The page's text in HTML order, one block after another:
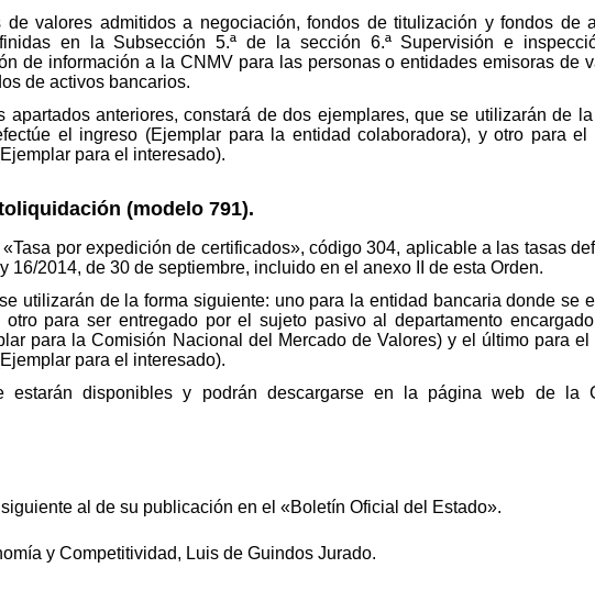
valores admitidos a negociación, fondos de titulización y fondos de
en la Subsección 5.ª de la sección 6.ª Supervisión e
de información a la CNMV para las personas o entidades emisoras de
de activos bancarios.
anteriores, constará de dos ejemplares, que se utilizarán de la
el ingreso (Ejemplar para la entidad colaboradora), y otro para el
para el interesado).
(modelo 791).
por expedición de certificados», código 304, aplicable a las tasas
2014, de 30 de septiembre, incluido en el anexo II de esta Orden.
utilizarán de la forma siguiente: uno para la entidad bancaria donde se
para ser entregado por el sujeto pasivo al departamento
para la Comisión Nacional del Mercado de Valores) y el último para el
para el interesado).
estarán disponibles y podrán descargarse en la página web de la
al de su publicación en el «Boletín Oficial del Estado».
y Competitividad, Luis de Guindos Jurado.